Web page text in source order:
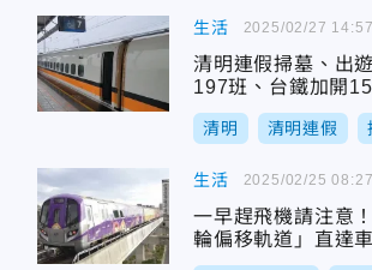
生活
清明連假掃墓、出
197班、台鐵加開
清明 清明連假
2025/02/27 14:57
生活
一早趕飛機請注意
輪偏移軌道」直達
2025/02/25 08:27